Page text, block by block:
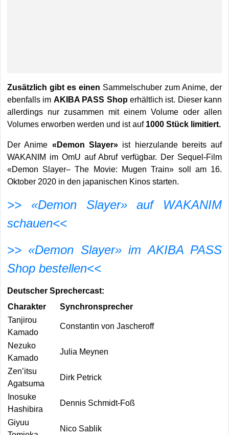
Zusätzlich gibt es einen Sammelschuber zum Anime, der
ebenfalls im AKIBA PASS Shoperhältlich ist. Dieser kann
allerdings nur zusammen mit einem Volume oder allen
Volumes erworben werden und ist auf 1000 Stück limitiert.
Der Anime «Demon Slayer»ist hierzulande bereits auf
WAKANIM im OmU auf Abruf verfügbar. Der Sequel-Film
«Demon Slayer– The Movie: Mugen Train» soll am 16.
Oktober 2020 in den japanischen Kinos starten.
>> «Demon Slayer» auf WAKANIM
schauen<<
>> «Demon Slayer» im AKIBA PASS
Shop bestellen<<
Deutscher Sprechercast:
Charakter
Synchronsprecher
Tanjirou
Kamado
Constantin von Jascheroff
Nezuko
Kamado
Julia Meynen
Zen’itsu
Agatsuma
Dirk Petrick
Inosuke
Hashibira
Dennis Schmidt-Foß
Giyuu
Nico Sablik